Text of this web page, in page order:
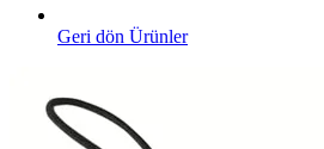
Geri dön Ürünler